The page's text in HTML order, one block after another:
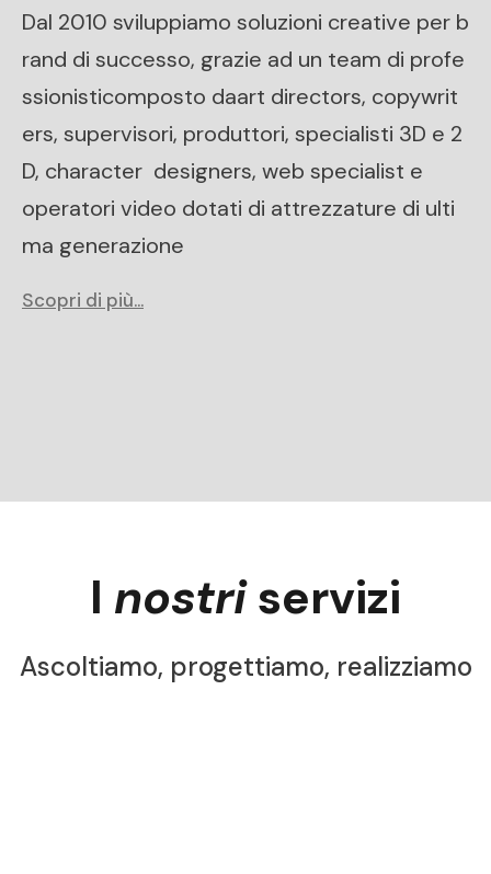
Dal 2010 sviluppiamo soluzioni creative per b
rand di successo, grazie ad un team di profe
ssionisticomposto daart directors, copywrit
ers, supervisori, produttori, specialisti 3D e 2
D, character designers, web specialist e
operatori video dotati di attrezzature di ulti
ma generazione
Scopri di più…
I nostri servizi
Ascoltiamo, progettiamo, realizziamo